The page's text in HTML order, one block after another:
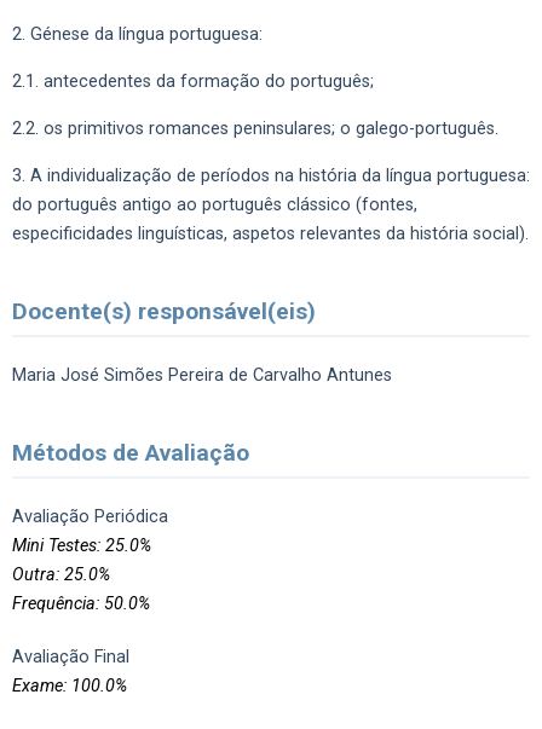
2. Génese da língua portuguesa:
2.1. antecedentes da formação do português;
2.2. os primitivos romances peninsulares; o galego-português.
3. A individualização de períodos na história da língua portuguesa:
do português antigo ao português clássico (fontes,
especificidades linguísticas, aspetos relevantes da história social).
Docente(s) responsável(eis)
Maria José Simões Pereira de Carvalho Antunes
Métodos de Avaliação
Avaliação Periódica
Mini Testes: 25.0%
Outra: 25.0%
Frequência: 50.0%
Avaliação Final
Exame: 100.0%